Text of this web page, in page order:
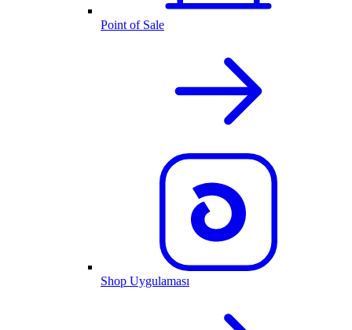
Point of Sale
Shop Uygulaması